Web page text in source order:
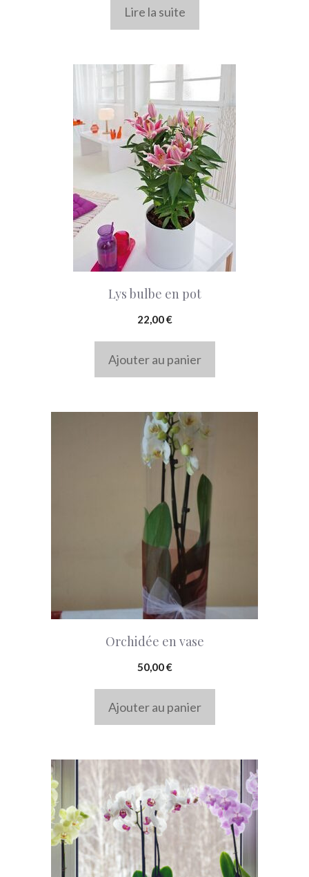
Lire la suite
Lys bulbe en pot
22,00€
Ajouter au panier
Orchidée en vase
50,00€
Ajouter au panier